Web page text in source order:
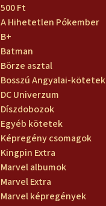
500 Ft
A Hihetetlen Pókember
B+
Batman
Börze asztal
Bosszú Angyalai-kötetek
DC Univerzum
Díszdobozok
Egyéb kötetek
Képregény csomagok
Kingpin Extra
Marvel albumok
Marvel Extra
Marvel képregények